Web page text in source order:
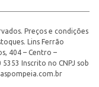
Preços e condições
Lins Ferrão
404 – Centro –
5353 Inscrito no CNPJ sob